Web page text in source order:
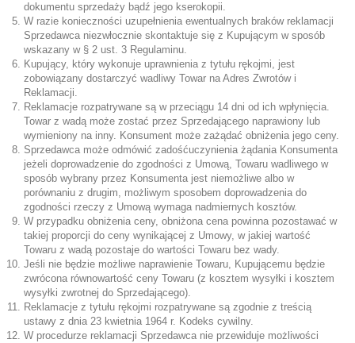
dokumentu sprzedaży bądź jego kserokopii.
W razie konieczności uzupełnienia ewentualnych braków reklamacji
Sprzedawca niezwłocznie skontaktuje się z Kupującym w sposób
wskazany w § 2 ust. 3 Regulaminu.
Kupujący, który wykonuje uprawnienia z tytułu rękojmi, jest
zobowiązany dostarczyć wadliwy Towar na Adres Zwrotów i
Reklamacji.
Reklamacje rozpatrywane są w przeciągu 14 dni od ich wpłynięcia.
Towar z wadą może zostać przez Sprzedającego naprawiony lub
wymieniony na inny. Konsument może zażądać obniżenia jego ceny.
Sprzedawca może odmówić zadośćuczynienia żądania Konsumenta
jeżeli doprowadzenie do zgodności z Umową, Towaru wadliwego w
sposób wybrany przez Konsumenta jest niemożliwe albo w
porównaniu z drugim, możliwym sposobem doprowadzenia do
zgodności rzeczy z Umową wymaga nadmiernych kosztów.
W przypadku obniżenia ceny, obniżona cena powinna pozostawać w
takiej proporcji do ceny wynikającej z Umowy, w jakiej wartość
Towaru z wadą pozostaje do wartości Towaru bez wady.
Jeśli nie będzie możliwe naprawienie Towaru, Kupującemu będzie
zwrócona równowartość ceny Towaru (z kosztem wysyłki i kosztem
wysyłki zwrotnej do Sprzedającego).
Reklamacje z tytułu rękojmi rozpatrywane są zgodnie z treścią
ustawy z dnia 23 kwietnia 1964 r. Kodeks cywilny.
W procedurze reklamacji Sprzedawca nie przewiduje możliwości